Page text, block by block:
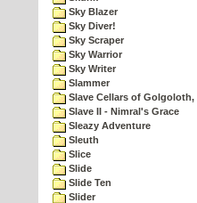
Sky Blazer
Sky Diver!
Sky Scraper
Sky Warrior
Sky Writer
Slammer
Slave Cellars of Golgoloth,
Slave II - Nimral's Grace
Sleazy Adventure
Sleuth
Slice
Slide
Slide Ten
Slider